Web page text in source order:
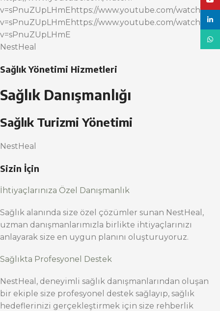
v=sPnuZUpLHmEhttps://www.youtube.com/watch?
v=sPnuZUpLHmEhttps://www.youtube.com/watch?
v=sPnuZUpLHmE
NestHeal
Sağlık Yönetimi Hizmetleri
Sağlık Danışmanlığı
Sağlık Turizmi Yönetimi
NestHeal
Sizin İçin
İhtiyaçlarınıza Özel Danışmanlık
Sağlık alanında size özel çözümler sunan NestHeal,
uzman danışmanlarımızla birlikte ihtiyaçlarınızı
anlayarak size en uygun planını oluşturuyoruz.
Sağlıkta Profesyonel Destek
NestHeal, deneyimli sağlık danışmanlarından oluşan
bir ekiple size profesyonel destek sağlayıp, sağlık
hedeflerinizi gerçekleştirmek için size rehberlik